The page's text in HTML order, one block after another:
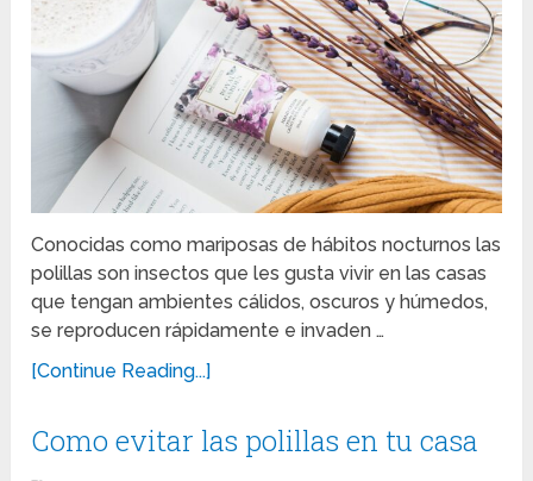
Conocidas como mariposas de hábitos nocturnos las
polillas son insectos que les gusta vivir en las casas
que tengan ambientes cálidos, oscuros y húmedos,
se reproducen rápidamente e invaden …
[Continue Reading...]
Como evitar las polillas en tu casa